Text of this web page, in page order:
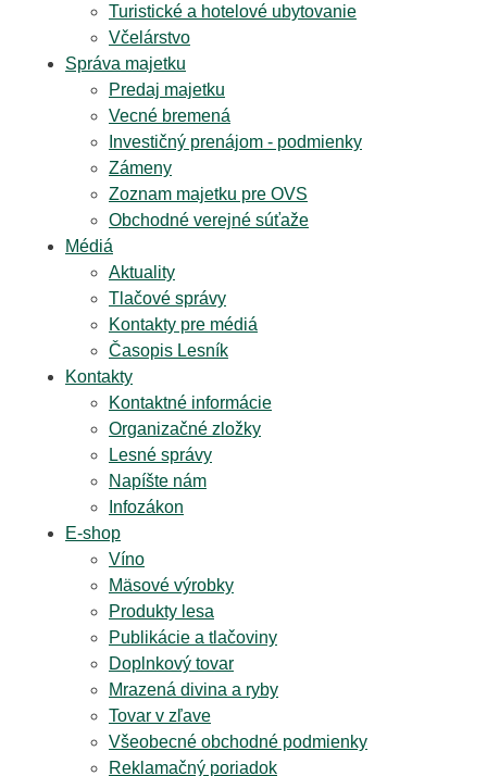
Turistické a hotelové ubytovanie
Včelárstvo
Správa majetku
Predaj majetku
Vecné bremená
Investičný prenájom - podmienky
Zámeny
Zoznam majetku pre OVS
Obchodné verejné súťaže
Médiá
Aktuality
Tlačové správy
Kontakty pre médiá
Časopis Lesník
Kontakty
Kontaktné informácie
Organizačné zložky
Lesné správy
Napíšte nám
Infozákon
E-shop
Víno
Mäsové výrobky
Produkty lesa
Publikácie a tlačoviny
Doplnkový tovar
Mrazená divina a ryby
Tovar v zľave
Všeobecné obchodné podmienky
Reklamačný poriadok